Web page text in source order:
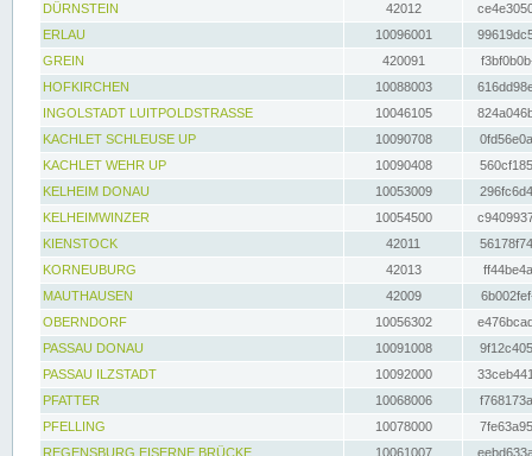
DÜRNSTEIN
42012
ERLAU
10096001
GREIN
420091
HOFKIRCHEN
10088003
INGOLSTADT LUITPOLDSTRASSE
10046105
KACHLET SCHLEUSE UP
10090708
KACHLET WEHR UP
10090408
KELHEIM DONAU
10053009
KELHEIMWINZER
10054500
KIENSTOCK
42011
KORNEUBURG
42013
MAUTHAUSEN
42009
OBERNDORF
10056302
PASSAU DONAU
10091008
PASSAU ILZSTADT
10092000
PFATTER
10068006
PFELLING
10078000
REGENSBURG EISERNE BRÜCKE
10061007